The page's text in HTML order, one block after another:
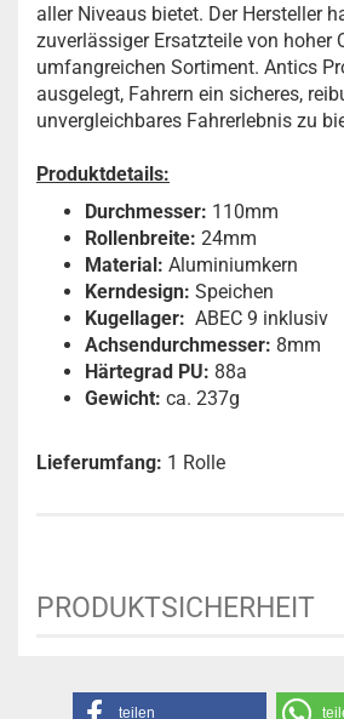
aller Niveaus bietet. Der Hersteller
zuverlässiger Ersatzteile von hoher
umfangreichen Sortiment. Antics
ausgelegt, Fahrern ein sicheres,
unvergleichbares Fahrerlebnis zu
Produktdetails:
Durchmesser: 110mm
Rollenbreite: 24mm
Material: Aluminiumkern
Kerndesign: Speichen
Kugellager: ABEC 9 inklusiv
Achsendurchmesser: 8mm
Härtegrad PU: 88a
Gewicht: ca. 237g
Lieferumfang: 1 Rolle
PRODUKTSICHERHEIT
teilen